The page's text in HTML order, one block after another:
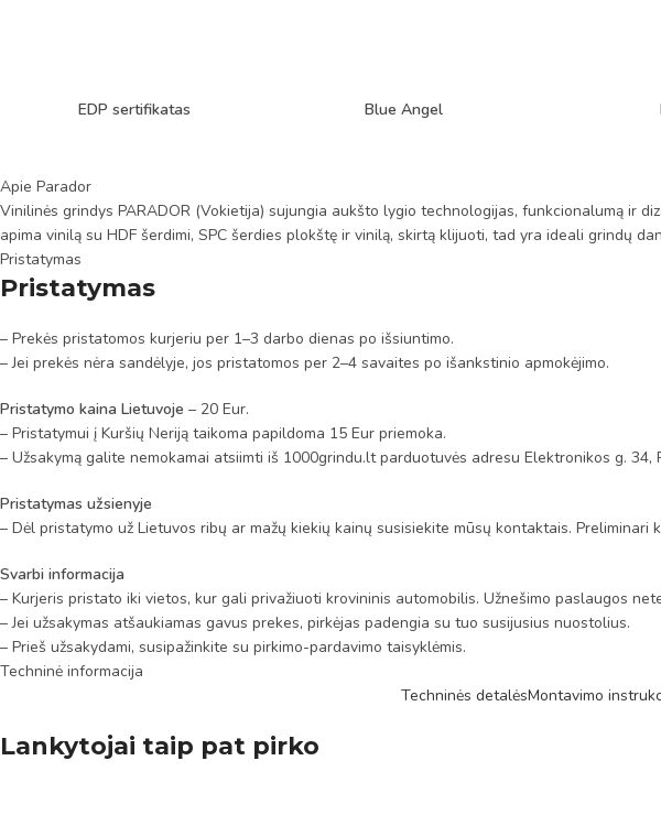
EDP sertifikatas Blue Angel
Apie Parador
Vinilinės grindys PARADOR (Vokietija) sujungia aukšto lygio technologijas, funkcionalumą ir
apima vinilą su HDF šerdimi, SPC šerdies plokštę ir vinilą, skirtą klijuoti, tad yra ideali grindų
Pristatymas
Pristatymas
– Prekės pristatomos kurjeriu per 1–3 darbo dienas po išsiuntimo.
– Jei prekės nėra sandėlyje, jos pristatomos per 2–4 savaites po išankstinio apmokėjimo.
Pristatymo kaina Lietuvoje – 20 Eur.
– Pristatymui į Kuršių Neriją taikoma papildoma 15 Eur priemoka.
– Užsakymą galite nemokamai atsiimti iš 1000grindu.lt parduotuvės adresu Elektronikos g. 34,
Pristatymas užsienyje
– Dėl pristatymo už Lietuvos ribų ar mažų kiekių kainų susisiekite mūsų kontaktais. Preliminari
Svarbi informacija
– Kurjeris pristato iki vietos, kur gali privažiuoti krovininis automobilis. Užnešimo paslaugos
– Jei užsakymas atšaukiamas gavus prekes, pirkėjas padengia su tuo susijusius nuostolius.
– Prieš užsakydami, susipažinkite su pirkimo-pardavimo taisyklėmis.
Techninė informacija
Techninės detalėsMontavimo
Lankytojai taip pat pirko